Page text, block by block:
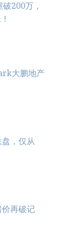
200万，
大鹏地产
，仅从
再破记